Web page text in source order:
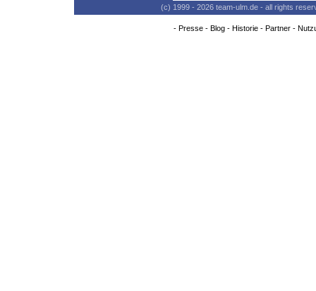
(c) 1999 - 2026 team-ulm.de - all rights
- Presse- Blog- Historie- Partner-